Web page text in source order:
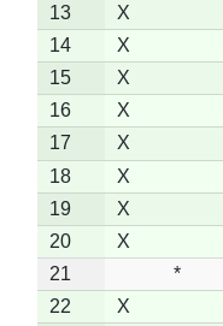
13
X
14
X
15
X
16
X
17
X
18
X
19
X
20
X
21
*
22
X